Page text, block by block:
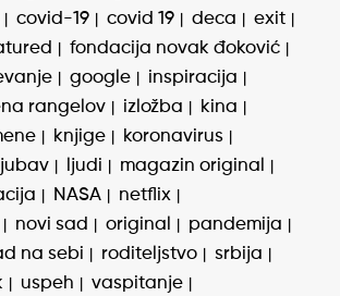
covid-19 covid 19 deca
exit
fondacija novak đoković
google
inspiracija
rangelov izložba
kina
knjige
koronavirus
ljubav ljudi
magazin original
NASA
netflix
novi sad original
pandemija
na sebi roditeljstvo
srbija
uspeh vaspitanje